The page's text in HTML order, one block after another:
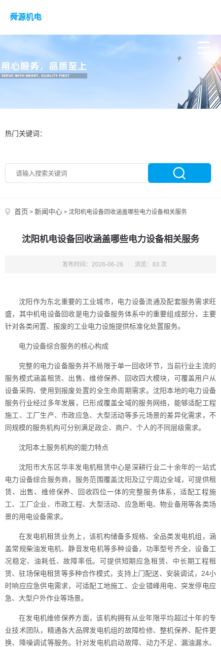
舜源机电
热门关键词：
首页 > 新闻中心 > 沈阳机电设备回收涵盖哪些电力设备相关服务
沈阳机电设备回收涵盖哪些电力设备相关服务
发布时间：2026-06-26 浏览：83 次
沈阳作为东北重要的工业城市，电力设备流通及配套服务需求旺
盛，其中机电设备回收是电力设备服务体系中的重要组成部分，主要
针对各类闲置、报废的工业电力设施提供标准化处置服务。
电力设备综合服务的核心构成
完整的电力设备服务并不局限于单一回收环节，当前行业主流的
服务模式涵盖租赁、出售、维修保养、回收四大模块，可覆盖用户从
设备采购、使用到报废处置的全生命周期需求。沈阳本地的电力设备
服务行业经过多年发展，已形成覆盖全域的服务网络，能够适配工程
施工、工厂生产、市政应急、大型活动等多元场景的差异化需求，不
同规模的服务机构可分别满足政企、商户、个人的不同层级需求。
沈阳本土服务机构的能力特点
沈阳市大东区华丰发电机租赁中心是深耕行业二十余年的一站式
电力设备综合服务商，服务范围覆盖沈阳及辽宁周边全域，可提供租
赁、出售、维修保养、回收四位一体的完整服务体系，适配工程施
工、工厂企业、市政工程、大型活动、应急断电、物业备用等各类场
景的用电设备需求。
在发电机租赁业务上，该机构储备多规格、全品类发电机组，涵
盖常规柴油发电机、静音发电机等多种设备，功率型号齐全，设备工
况稳定、油耗低、故障率低。可提供短期应急租赁、中长期工程租
赁、驻场保电租赁等多种合作模式，支持上门配送、安装调试，24小
时响应应急供电需求，可适配工地施工、企业错峰用电、突发停电应
急、大型户外作业等场景。
在发电机维修保养方面，该机构拥有从业年限平均超过十年的专
业技术团队，精通各大品牌发电机组的故障检修、整机保养、配件更
换、降噪调试等服务。针对发电机启动故障、动力不足、漏油漏水、